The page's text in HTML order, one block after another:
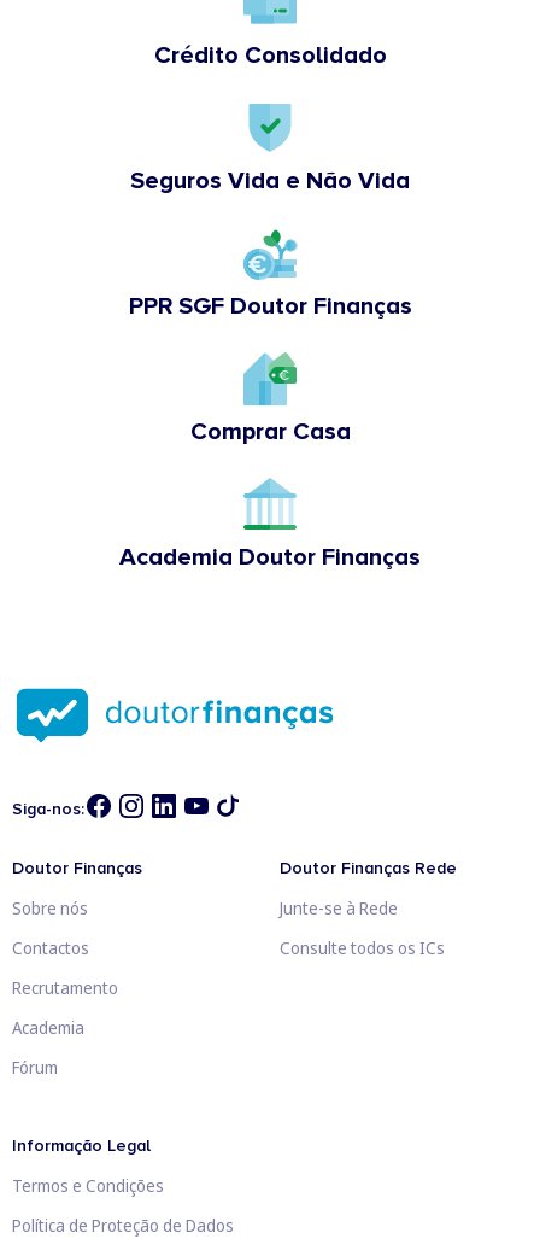
Crédito Consolidado
Seguros Vida e Não Vida
PPR SGF Doutor Finanças
Comprar Casa
Academia Doutor Finanças
Siga-nos:
Doutor Finanças
Sobre nós
Contactos
Recrutamento
Academia
Fórum
Doutor Finanças Rede
Junte-se à Rede
Consulte todos os ICs
Informação Legal
Termos e Condições
Política de Proteção de Dados